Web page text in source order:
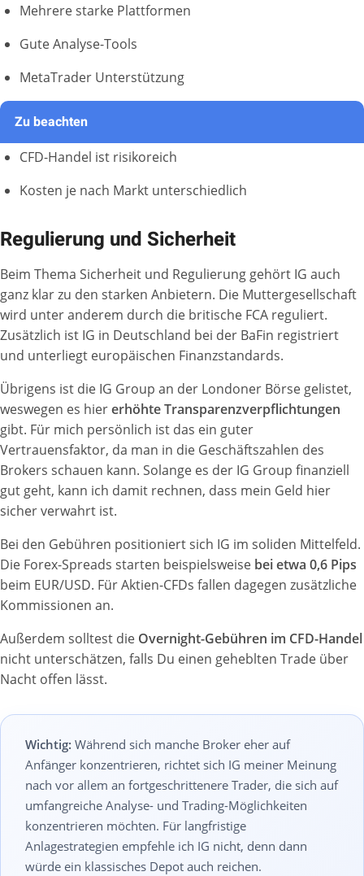
Mehrere starke Plattformen
Gute Analyse-Tools
MetaTrader Unterstützung
Zu beachten
CFD-Handel ist risikoreich
Kosten je nach Markt unterschiedlich
Regulierung und Sicherheit
Beim Thema Sicherheit und Regulierung gehört IG auch
ganz klar zu den starken Anbietern. Die Muttergesellschaft
wird unter anderem durch die britische FCA reguliert.
Zusätzlich ist IG in Deutschland bei der BaFin registriert
und unterliegt europäischen Finanzstandards.
Übrigens ist die IG Group an der Londoner Börse gelistet,
weswegen es hiererhöhte Transparenzverpflichtungen
gibt. Für mich persönlich ist das ein guter
Vertrauensfaktor, da man in die Geschäftszahlen des
Brokers schauen kann. Solange es der IG Group finanziell
gut geht, kann ich damit rechnen, dass mein Geld hier
sicher verwahrt ist.
Bei den Gebühren positioniert sich IG im soliden Mittelfeld.
Die Forex-Spreads starten beispielsweise bei etwa 0,6 Pips
beim EUR/USD. Für Aktien-CFDs fallen dagegen zusätzliche
Kommissionen an.
Außerdem solltest die Overnight-Gebühren im CFD-Handel
nicht unterschätzen, falls Du einen geheblten Trade über
Nacht offen lässt.
Wichtig: Während sich manche Broker eher auf
Anfänger konzentrieren, richtet sich IG meiner Meinung
nach vor allem an fortgeschrittenere Trader, die sich auf
umfangreiche Analyse- und Trading-Möglichkeiten
konzentrieren möchten. Für langfristige
Anlagestrategien empfehle ich IG nicht, denn dann
würde ein klassisches Depot auch reichen.